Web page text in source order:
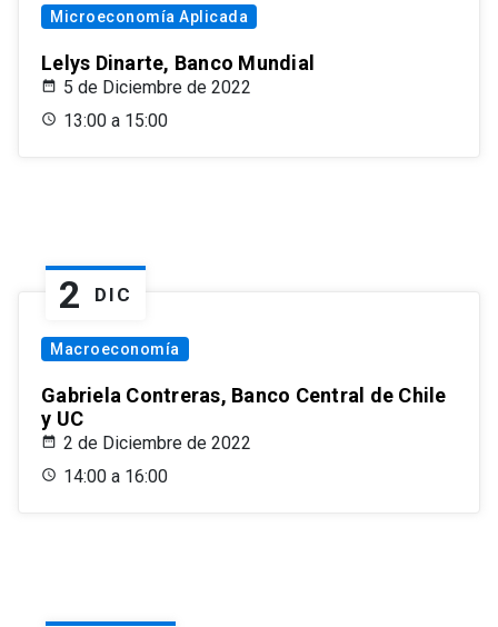
Microeconomía Aplicada
Lelys Dinarte, Banco Mundial
5 de Diciembre de 2022
13:00 a 15:00
2 DIC
Macroeconomía
Gabriela Contreras, Banco Central de Chile
y UC
2 de Diciembre de 2022
14:00 a 16:00